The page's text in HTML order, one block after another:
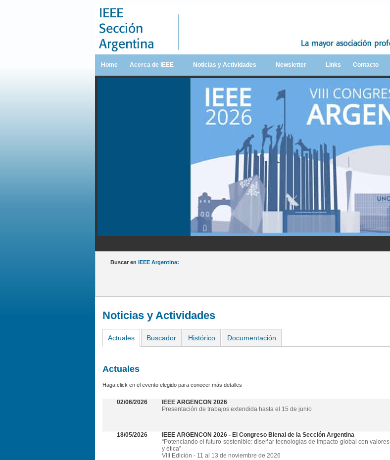
Home Acerca de IEEE Noticias y Actividades Newsletter Links Contacto
Buscar en IEEE Argentina:
Noticias y Actividades
Actuales Buscador Histórico Documentación
Actuales
Haga click en el evento elegido para conocer más detalles
02/06/2026
IEEE ARGENCON 2026
Presentación de trabajos extendida hasta el 15 de junio
18/05/2026
IEEE ARGENCON 2026 - El Congreso Bienal de la Sección Argentina
“Potenciando el futuro sostenible: diseñar tecnologías de impacto global con valores
y ética”
VIII Edición - 11 al 13 de noviembre de 2026